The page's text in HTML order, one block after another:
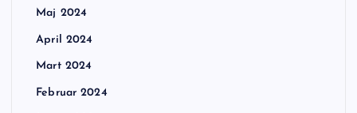
Maj 2024
April 2024
Mart 2024
Februar 2024